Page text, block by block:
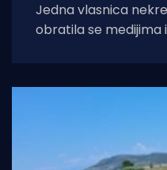
Jedna vlasnica
obratila se medijima